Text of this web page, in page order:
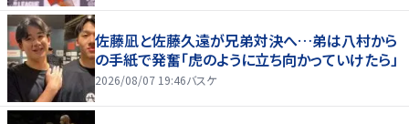
佐藤凪と佐藤久遠が兄弟対決へ…弟は八村から
の手紙で発奮「虎のように立ち向かっていけたら」
2026/08/07 19:46バスケ